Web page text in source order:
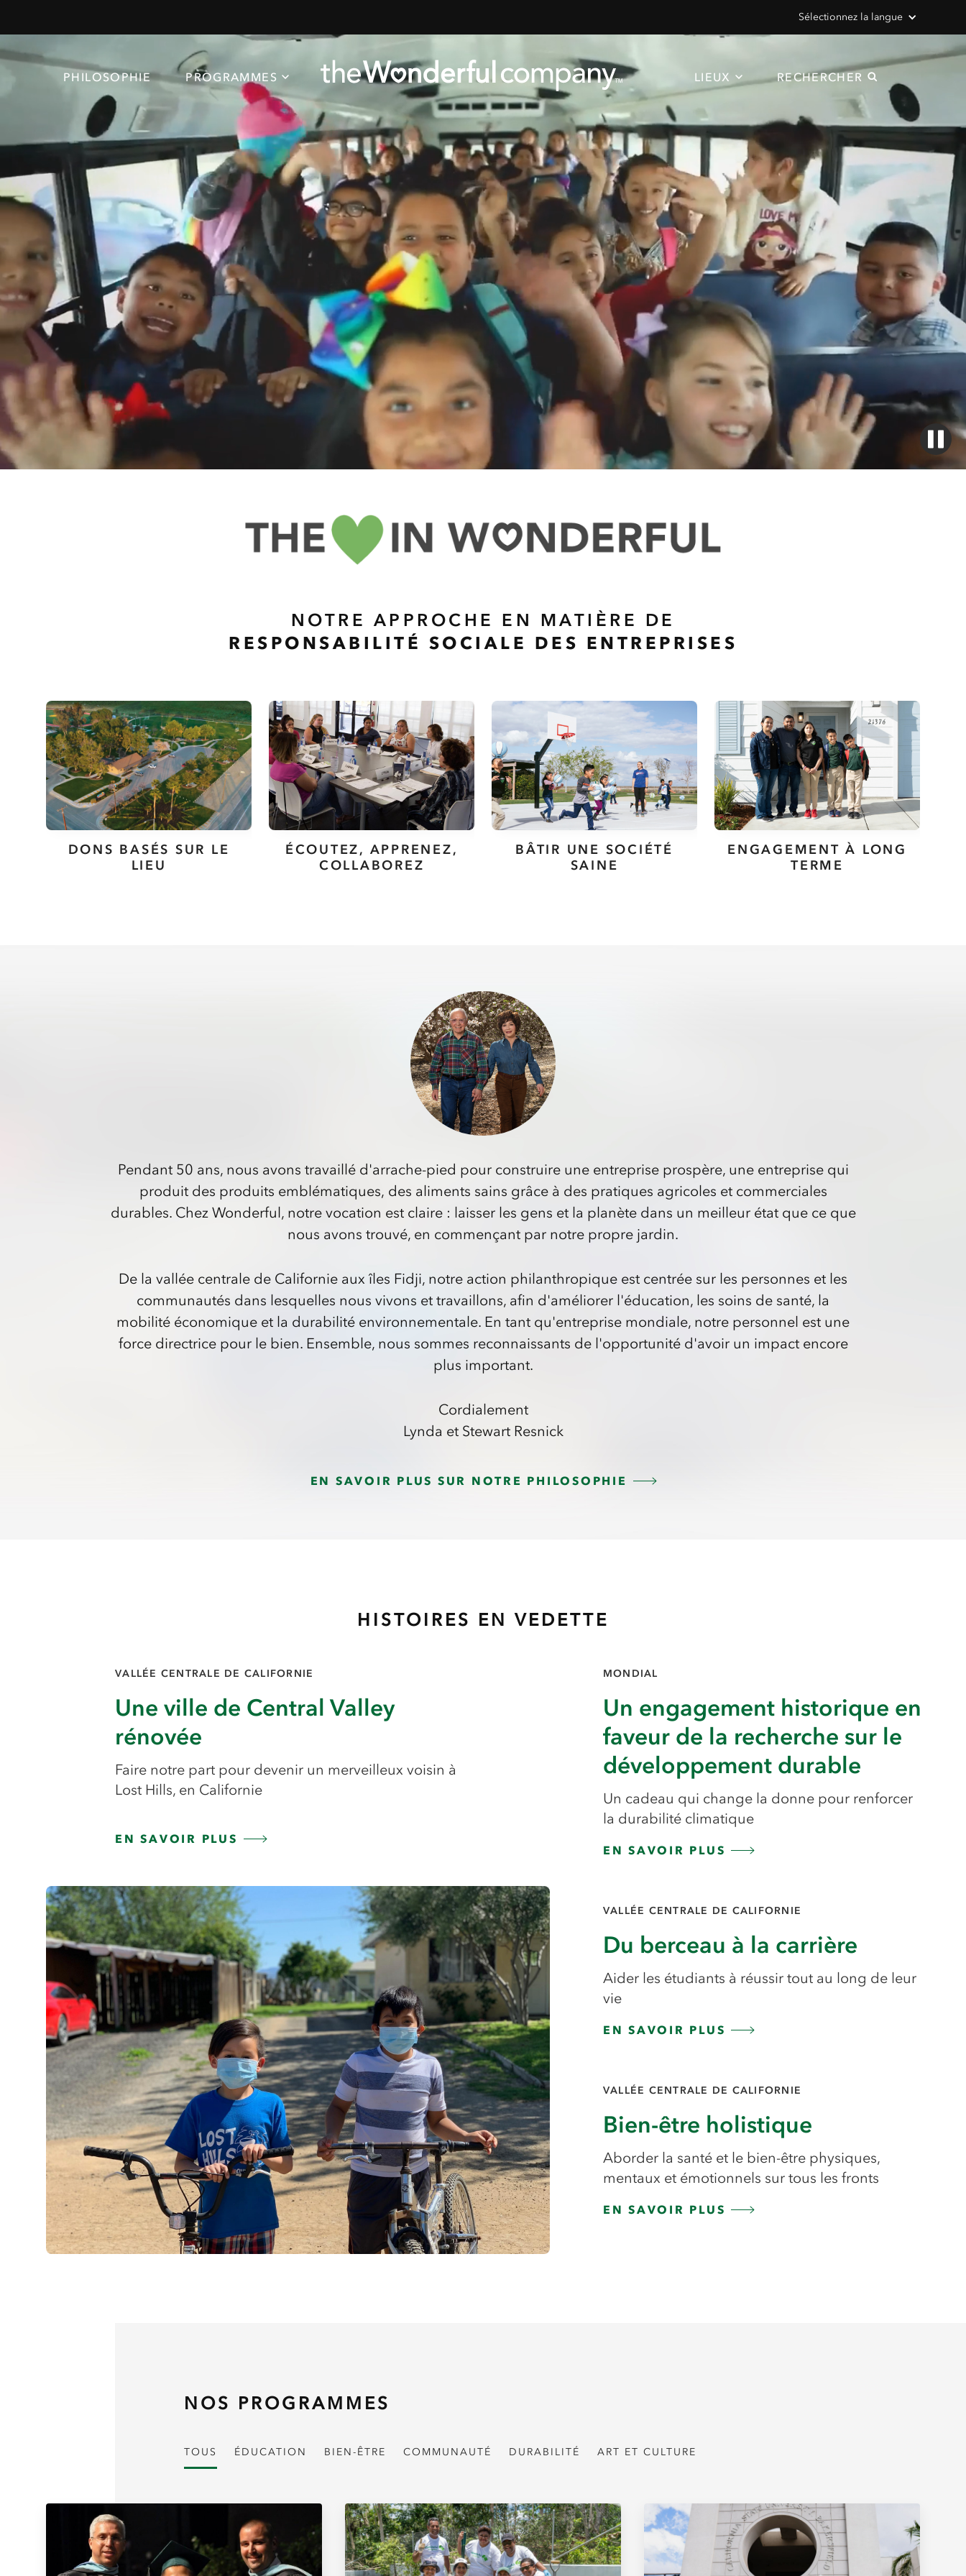
Sélectionnez la langue
PHILOSOPHIE PROGRAMMES LIEUX RECHERCHER
NOTRE APPROCHE EN MATIÈRE DE
RESPONSABILITÉ SOCIALE DES ENTREPRISES
DONS BASÉS SUR LE
LIEU
ÉCOUTEZ, APPRENEZ,
COLLABOREZ
BÂTIR UNE SOCIÉTÉ
SAINE
ENGAGEMENT À LONG
TERME
Pendant 50 ans, nous avons travaillé d'arrache-pied pour construire une entreprise prospère, une entreprise qui
produit des produits emblématiques, des aliments sains grâce à des pratiques agricoles et commerciales
durables. Chez Wonderful, notre vocation est claire : laisser les gens et la planète dans un meilleur état que ce que
nous avons trouvé, en commençant par notre propre jardin.
De la vallée centrale de Californie aux îles Fidji, notre action philanthropique est centrée sur les personnes et les
communautés dans lesquelles nous vivons et travaillons, afin d'améliorer l'éducation, les soins de santé, la
mobilité économique et la durabilité environnementale. En tant qu'entreprise mondiale, notre personnel est une
force directrice pour le bien. Ensemble, nous sommes reconnaissants de l'opportunité d'avoir un impact encore
plus important.
Cordialement
Lynda et Stewart Resnick
EN SAVOIR PLUS SUR NOTRE PHILOSOPHIE
HISTOIRES EN VEDETTE
VALLÉE CENTRALE DE CALIFORNIE
Une ville de Central Valley
rénovée
Faire notre part pour devenir un merveilleux voisin à
Lost Hills, en Californie
EN SAVOIR PLUS
MONDIAL
Un engagement historique en
faveur de la recherche sur le
développement durable
Un cadeau qui change la donne pour renforcer
la durabilité climatique
EN SAVOIR PLUS
VALLÉE CENTRALE DE CALIFORNIE
Du berceau à la carrière
Aider les étudiants à réussir tout au long de leur
vie
EN SAVOIR PLUS
VALLÉE CENTRALE DE CALIFORNIE
Bien-être holistique
Aborder la santé et le bien-être physiques,
mentaux et émotionnels sur tous les fronts
EN SAVOIR PLUS
NOS PROGRAMMES
TOUS ÉDUCATION BIEN-ÊTRE COMMUNAUTÉ DURABILITÉ ART ET CULTURE